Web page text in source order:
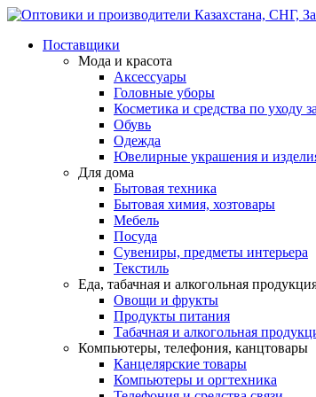
Поставщики
Мода и красота
Аксессуары
Головные уборы
Косметика и средства по уходу
Обувь
Одежда
Ювелирные украшения и
Для дома
Бытовая техника
Бытовая химия, хозтовары
Мебель
Посуда
Сувениры, предметы интерьера
Текстиль
Еда, табачная и алкогольная
Овощи и фрукты
Продукты питания
Табачная и алкогольная
Компьютеры, телефония, канцтовары
Канцелярские товары
Компьютеры и оргтехника